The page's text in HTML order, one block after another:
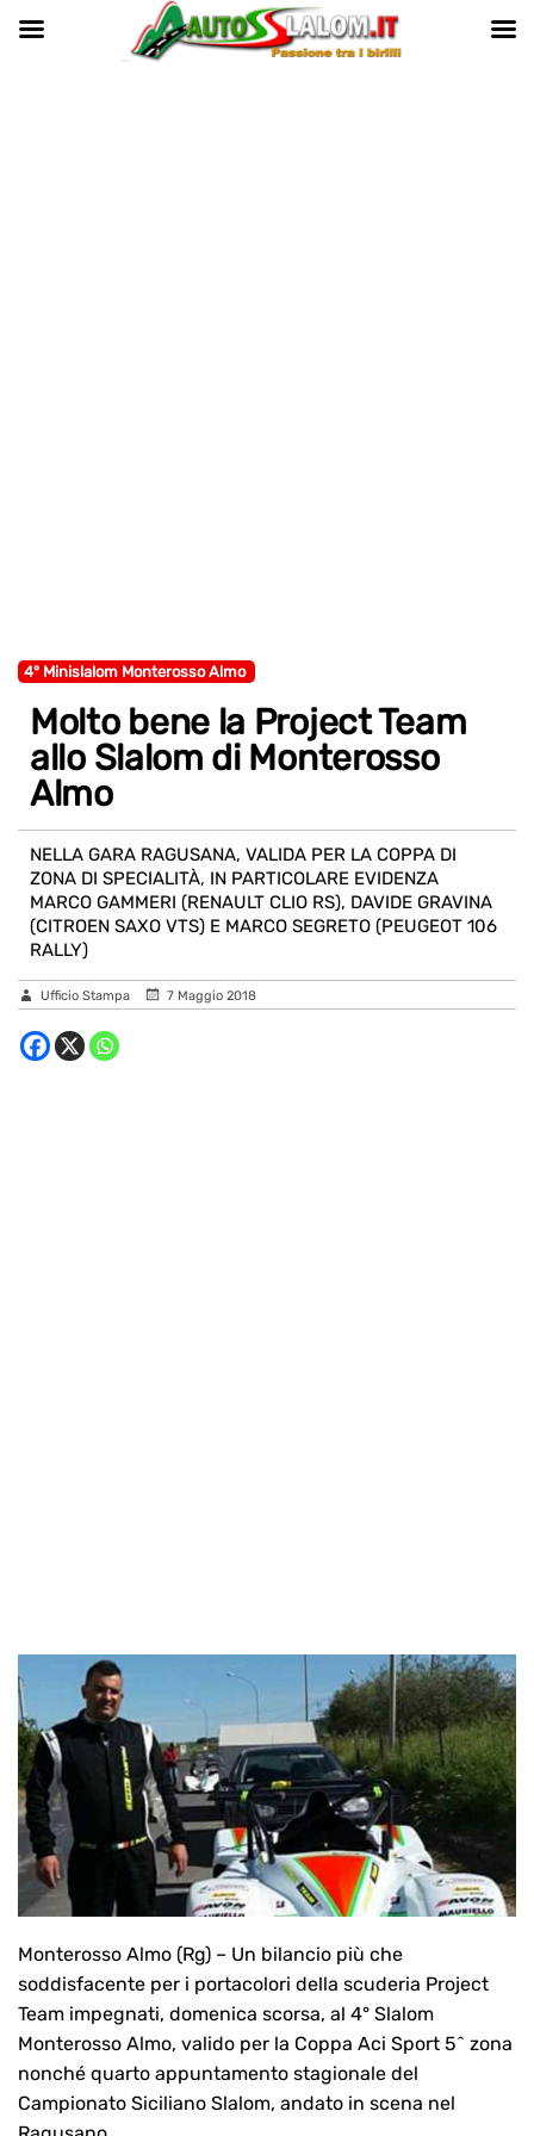
4° Minislalom Monterosso Almo
Molto bene la Project Team
allo Slalom di Monterosso
Almo
NELLA GARA RAGUSANA, VALIDA PER LA COPPA DI
ZONA DI SPECIALITÀ, IN PARTICOLARE EVIDENZA
MARCO GAMMERI (RENAULT CLIO RS), DAVIDE GRAVINA
(CITROEN SAXO VTS) E MARCO SEGRETO (PEUGEOT 106
RALLY)
Ufficio Stampa 7 Maggio 2018
Monterosso Almo (Rg) – Un bilancio più che
soddisfacente per i portacolori della scuderia Project
Team impegnati, domenica scorsa, al 4° Slalom
Monterosso Almo, valido per la Coppa Aci Sport 5^ zona
nonché quarto appuntamento stagionale del
Campionato Siciliano Slalom, andato in scena nel